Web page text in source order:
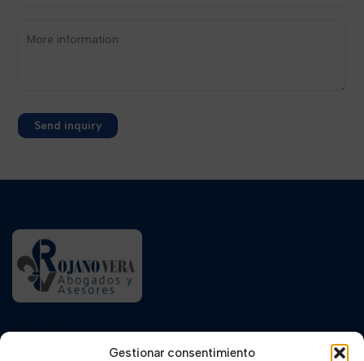
Gestionar consentimiento
Our Team